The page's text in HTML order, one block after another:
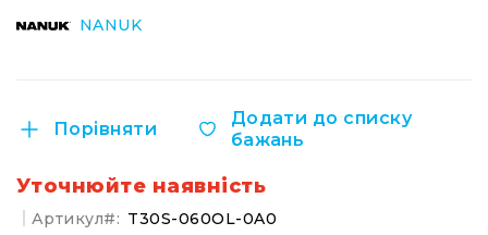
та
комплектуючі
Портативні
системи
NANUK
Порівняти
Додати до списку
бажань
Уточнюйте наявність
Артикул T30S-060OL-0A0